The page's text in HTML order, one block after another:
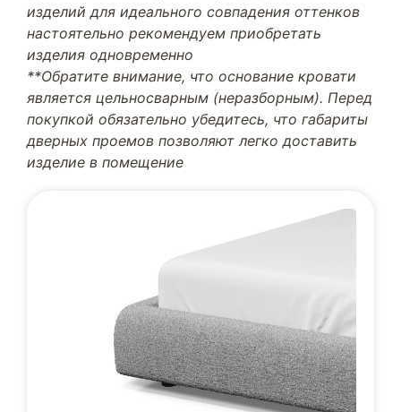
изделий для идеального совпадения оттенков
настоятельно рекомендуем приобретать
изделия одновременно
**Обратите внимание, что основание кровати
является цельносварным (неразборным). Перед
покупкой обязательно убедитесь, что габариты
дверных проемов позволяют легко доставить
изделие в помещение